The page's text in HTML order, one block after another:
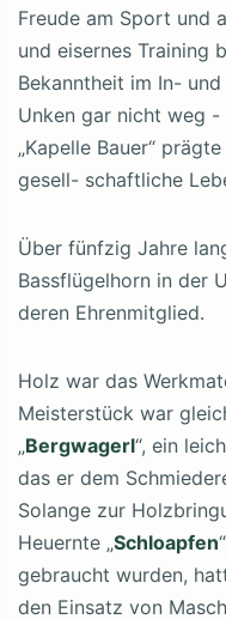
Freude am Sport und
und eisernes Training
Bekanntheit im In-
Unken gar nicht weg
„Kapelle Bauer“
gesell- schaftliche
Über fünfzig Jahre
Bassflügelhorn in der
deren Ehrenmitglied.
Holz war das
Meisterstück war
„Bergwagerl“, ein
das er dem
Solange zur
Heuernte „Schloapfen
gebraucht wurden,
den Einsatz von